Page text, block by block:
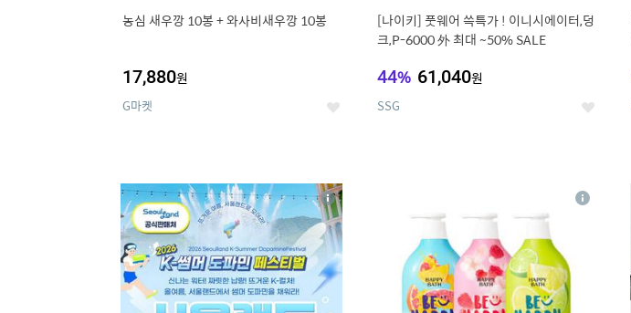
농심 새우깡 10봉 + 와사비새우깡 10봉
17,880원
G마켓 좋
[나이키] 풋웨어 쓱특가 ! 이니시에이터,덩
크,P-6000 外 최대 ~50% SALE
44% 61,040원
SSG 좋
9
상
세
상